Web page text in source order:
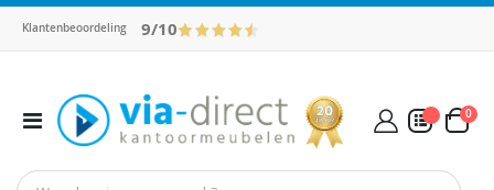
Klantenbeoordeling 9/10
Toggle
Nav
Cart
0